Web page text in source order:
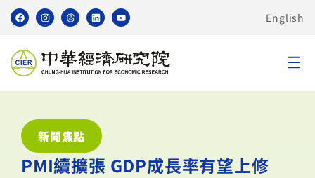
English
新聞焦點
PMI續擴張 GDP成長率有望上修